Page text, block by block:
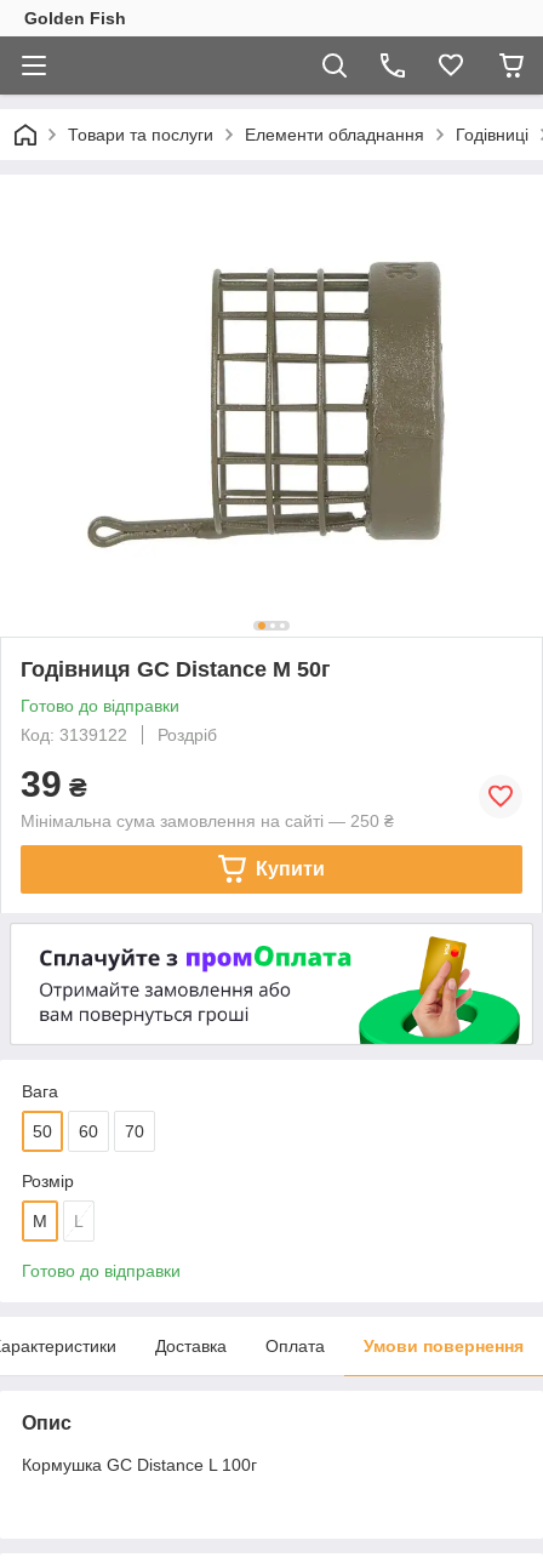
Golden Fish
Товари та послуги Елементи обладнання Годівниці
Годівниця GC Distance M 50г
Готово до відправки
Код: 3139122
Роздріб
39 ₴
Мінімальна сума замовлення на сайті — 250 ₴
Купити
Вага
50 60 70
Розмір
M L
Готово до відправки
Доставка Оплата Умови повернення
Опис
Кормушка GC Distance L 100г